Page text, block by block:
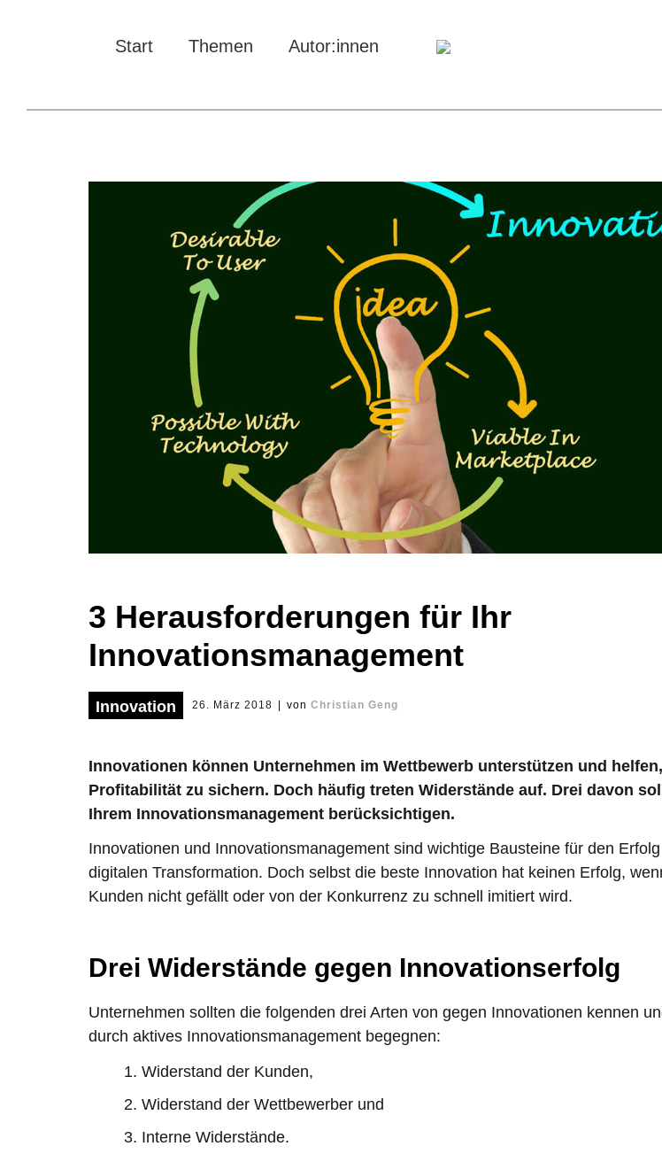
Start Themen Autor:innen
3 Herausforderungen für Ihr
Innovationsmanagement
Innovation 26. März 2018 | von Christian Geng
Innovationen können Unternehmen im Wettbewerb unterstützen und
Profitabilität zu sichern. Doch häufig treten Widerstände auf. Drei davon
Ihrem Innovationsmanagement berücksichtigen.
Innovationen und Innovationsmanagement sind wichtige Bausteine für den
digitalen Transformation. Doch selbst die beste Innovation hat keinen Erfolg,
Kunden nicht gefällt oder von der Konkurrenz zu schnell imitiert wird.
Drei Widerstände gegen Innovationserfolg
Unternehmen sollten die folgenden drei Arten von gegen Innovationen kennen
durch aktives Innovationsmanagement begegnen:
Widerstand der Kunden,
Widerstand der Wettbewerber und
Interne Widerstände.